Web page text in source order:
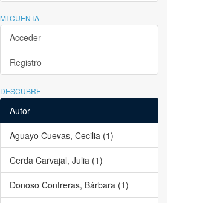
MI CUENTA
Acceder
Registro
DESCUBRE
Autor
Aguayo Cuevas, Cecilia (1)
Cerda Carvajal, Julia (1)
Donoso Contreras, Bárbara (1)